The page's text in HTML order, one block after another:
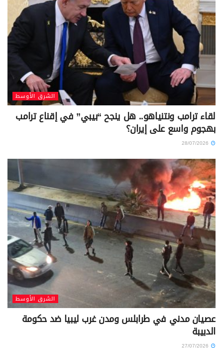
الشرق الأوسط
لقاء ترامب ونتنياهو.. هل ينجح “بيبي” في إقناع ترامب
بهجوم واسع على إيران؟
الشرق الأوسط
عصيان مدني في طرابلس ومدن غرب ليبيا ضد حكومة
الدبيبة